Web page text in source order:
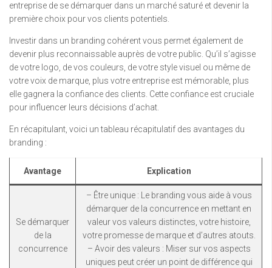
entreprise de se démarquer dans un marché saturé et devenir la
première choix pour vos clients potentiels.
Investir dans un branding cohérent vous permet également de
devenir plus reconnaissable auprès de votre public. Qu’il s’agisse
de votre logo, de vos couleurs, de votre style visuel ou même de
votre voix de marque, plus votre entreprise est mémorable, plus
elle gagnera la confiance des clients. Cette confiance est cruciale
pour influencer leurs décisions d’achat.
En récapitulant, voici un tableau récapitulatif des avantages du
branding :
Avantage Explication
Se démarquer
de la
concurrence
– Être unique : Le branding vous aide à vous
démarquer de la concurrence en mettant en
valeur vos valeurs distinctes, votre histoire,
votre promesse de marque et d’autres atouts.
– Avoir des valeurs : Miser sur vos aspects
uniques peut créer un point de différence qui